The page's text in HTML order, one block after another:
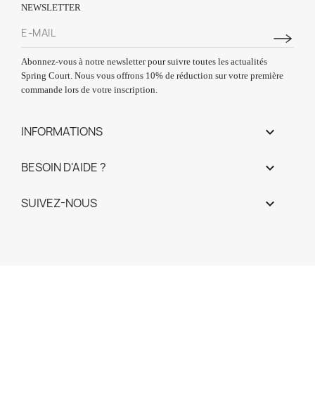
NEWSLETTER
Abonnez-vous à notre newsletter pour suivre toutes les actualités
Spring Court. Nous vous offrons 10% de réduction sur votre première
commande lors de votre inscription.
INFORMATIONS 
BESOIN D'AIDE ? 
SUIVEZ-NOUS 